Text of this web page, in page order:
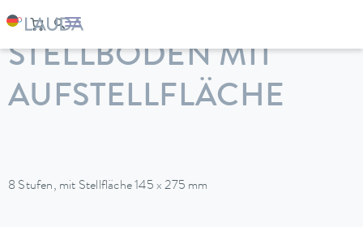
LAUDA Temperiergeräte
STELLBODEN MIT
AUFSTELLFLÄCHE
8 Stufen, mit Stellfläche 145 x 275 mm